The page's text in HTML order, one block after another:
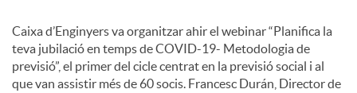
l
Caixa d’Enginyers va organitzar ahir el webinar “Planifica la
teva jubilació en temps de COVID-19- Metodologia de
previsió”, el primer del cicle centrat en la previsió social i al
que van assistir més de 60 socis. Francesc Durán, Director de